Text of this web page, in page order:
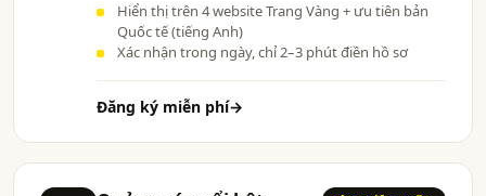
Hiển thị trên 4 website Trang Vàng + ưu tiên bản
Quốc tế (tiếng Anh)
Xác nhận trong ngày, chỉ 2–3 phút điền hồ sơ
Đăng ký miễn phí→